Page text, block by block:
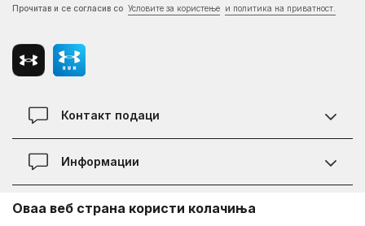
Прочитав и се согласив со Условите за користење и политика на приватност.
Контакт подаци
Контакт
Информации
Информации за Under Armour
Оваа веб страна користи колачиња